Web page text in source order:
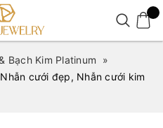
Bạch Kim Platinum
»
cưới đẹp, Nhẫn cưới kim